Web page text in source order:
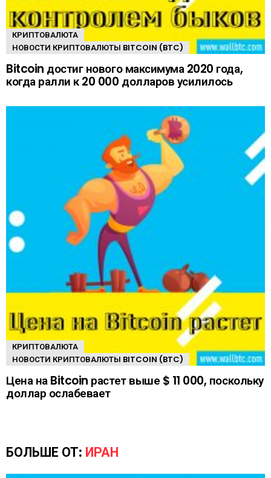
КРИПТОВАЛЮТА
НОВОСТИ КРИПТОВАЛЮТЫ BITCOIN (BTC)
Bitcoin достиг нового максимума 2020 года,
когда ралли к 20 000 долларов усилилось
КРИПТОВАЛЮТА
НОВОСТИ КРИПТОВАЛЮТЫ BITCOIN (BTC)
Цена на Bitcoin растет выше $ 11 000, поскольку
доллар ослабевает
БОЛЬШЕ ОТ: ИРАН